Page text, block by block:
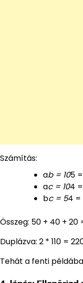
Számítás:
ab = 105
ac = 104
bc = 54 =
Összeg: 50 + 40 + 20
Duplázva: 2 * 110 =
Tehát a fenti